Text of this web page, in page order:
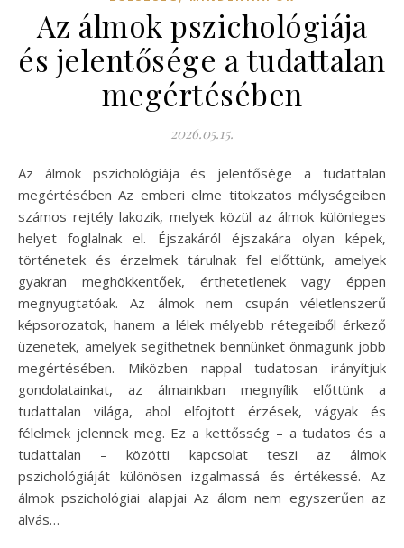
Az álmok pszichológiája
és jelentősége a tudattalan
megértésében
2026.05.15.
Az álmok pszichológiája és jelentősége a tudattalan
megértésében Az emberi elme titokzatos mélységeiben
számos rejtély lakozik, melyek közül az álmok különleges
helyet foglalnak el. Éjszakáról éjszakára olyan képek,
történetek és érzelmek tárulnak fel előttünk, amelyek
gyakran meghökkentőek, érthetetlenek vagy éppen
megnyugtatóak. Az álmok nem csupán véletlenszerű
képsorozatok, hanem a lélek mélyebb rétegeiből érkező
üzenetek, amelyek segíthetnek bennünket önmagunk jobb
megértésében. Miközben nappal tudatosan irányítjuk
gondolatainkat, az álmainkban megnyílik előttünk a
tudattalan világa, ahol elfojtott érzések, vágyak és
félelmek jelennek meg. Ez a kettősség – a tudatos és a
tudattalan – közötti kapcsolat teszi az álmok
pszichológiáját különösen izgalmassá és értékessé. Az
álmok pszichológiai alapjai Az álom nem egyszerűen az
alvás…